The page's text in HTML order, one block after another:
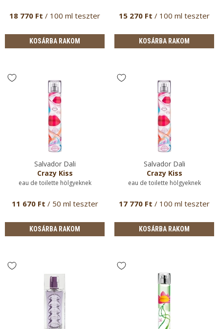
18 770 Ft / 100 ml teszter
KOSÁRBA RAKOM
15 270 Ft / 100 ml teszter
KOSÁRBA RAKOM
Salvador Dali
Crazy Kiss
eau de toilette hölgyeknek
11 670 Ft / 50 ml teszter
KOSÁRBA RAKOM
Salvador Dali
Crazy Kiss
eau de toilette hölgyeknek
17 770 Ft / 100 ml teszter
KOSÁRBA RAKOM